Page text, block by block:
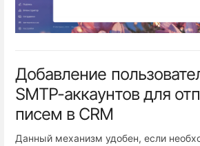
Добавление
SMTP-аккаунтов для
писем в CRM
Данный механизм удобен, если